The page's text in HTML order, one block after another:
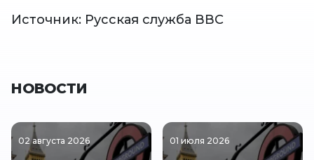
Источник: Русская служба ВВС
НОВОСТИ
02 августа 2026 01 июля 2026